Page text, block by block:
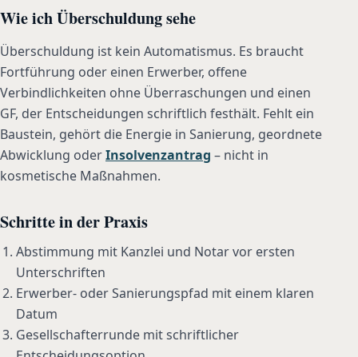
Wie ich Überschuldung sehe
Überschuldung ist kein Automatismus. Es braucht
Fortführung oder einen Erwerber, offene
Verbindlichkeiten ohne Überraschungen und einen
GF, der Entscheidungen schriftlich festhält. Fehlt ein
Baustein, gehört die Energie in Sanierung, geordnete
Abwicklung oderInsolvenzantrag – nicht in
kosmetische Maßnahmen.
Schritte in der Praxis
Abstimmung mit Kanzlei und Notar vor ersten
Unterschriften
Erwerber- oder Sanierungspfad mit einem klaren
Datum
Gesellschafterrunde mit schriftlicher